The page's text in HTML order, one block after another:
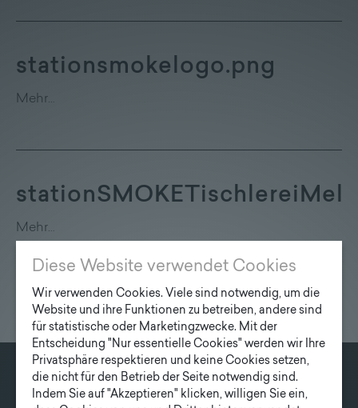
Unternehmen
Lieferprogramm
stationsmokelogo.png
Mehr…
Mehr…
KONTAKT
Diese Website verwendet Cookies
Wir verwenden Cookies. Viele sind notwendig, um die
Website und ihre Funktionen zu betreiben, andere sind
für statistische oder Marketingzwecke. Mit der
Entscheidung "Nur essentielle Cookies" werden wir Ihre
Privatsphäre respektieren und keine Cookies setzen,
die nicht für den Betrieb der Seite notwendig sind.
Indem Sie auf "Akzeptieren" klicken, willigen Sie ein,